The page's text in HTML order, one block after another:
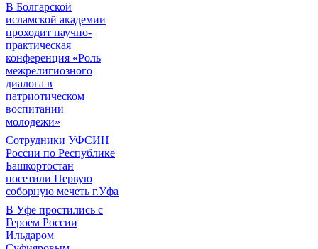
В Болгарской
исламской академии
проходит научно-
практическая
конференция «Роль
межрелигиозного
диалога в
патриотическом
воспитании
молодежи»
Сотрудники УФСИН
России по Республике
Башкортостан
посетили Первую
соборную мечеть г.Уфа
В Уфе простились с
Героем России
Ильдаром